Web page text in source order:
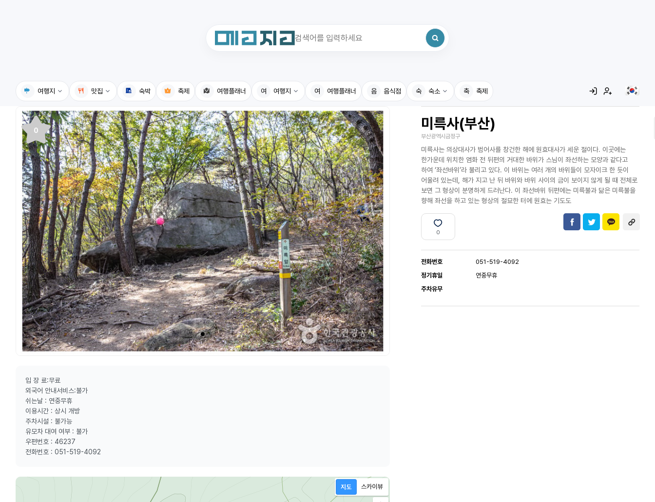
여행지
국내여행지
휴게소
전기충전소
식물도감
맛집
국내맛집
고수의레시피
음식용어사전
숙박 축제 여행플래너 여 여행지
국내여행지
휴게소
전기충전소
식물도감
여 여행플래너 음 음식점 숙 숙소
국내맛집
고수의레시피
음식용어사전
축 축제
최근 검색어가 없습니다.
미륵사(부산)
부산광역시금정구
미륵사는 의상대사가 범어사를 창건한 해에 원효대사가 세운 절이다. 이곳에는
한가운데 위치한 염화 전 뒤편의 거대한 바위가 스님이 좌선하는 모양과 같다고
하여 ‘좌선바위’라 불리고 있다. 이 바위는 여러 개의 바위들이 모자이크 한 듯이
어울려 있는데, 해가 지고 난 뒤 바위와 바위 사이의 금이 보이지 않게 될 때 전체로
보면 그 형상이 분명하게 드러난다. 이 좌선바위 뒤편에는 미륵불과 닮은 미륵불을
향해 좌선을 하고 있는 형상의 절묘한 터에 원효는 기도도
0
전화번호
051-519-4092
정기휴일
연중무휴
주차유무
0
입 장 료:무료
외국어 안내서비스:불가
쉬는날 : 연중무휴
이용시간 : 상시 개방
주차시설 : 불가능
유모차 대여 여부 : 불가
우편번호 : 46237
전화번호 : 051-519-4092